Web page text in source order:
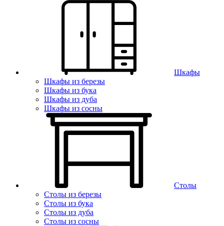
Шкафы
Шкафы из березы
Шкафы из бука
Шкафы из дуба
Шкафы из сосны
Столы
Столы из березы
Столы из бука
Столы из дуба
Столы из сосны